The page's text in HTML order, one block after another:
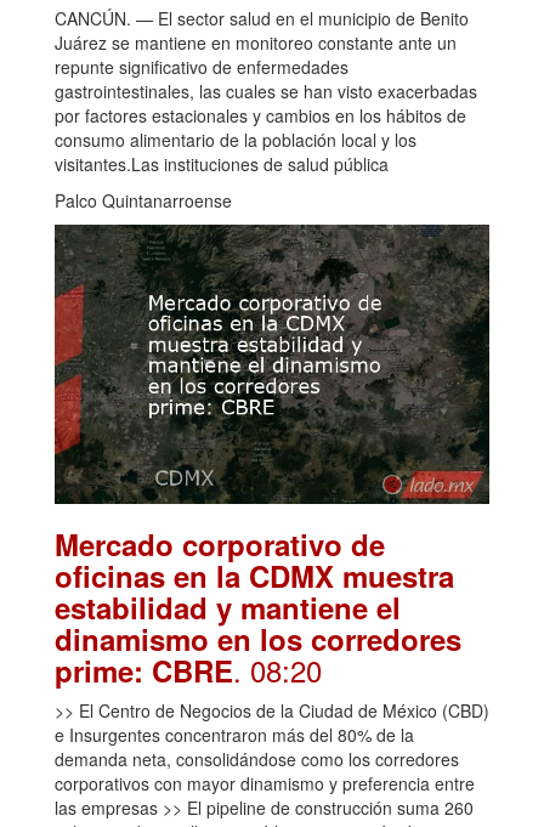
CANCÚN. — El sector salud en el municipio de Benito
Juárez se mantiene en monitoreo constante ante un
repunte significativo de enfermedades
gastrointestinales, las cuales se han visto exacerbadas
por factores estacionales y cambios en los hábitos de
consumo alimentario de la población local y los
visitantes.Las instituciones de salud pública
Palco Quintanarroense
Mercado corporativo de
oficinas en la CDMX muestra
estabilidad y mantiene el
dinamismo en los corredores
prime: CBRE. 08:20
>> El Centro de Negocios de la Ciudad de México (CBD)
e Insurgentes concentraron más del 80% de la
demanda neta, consolidándose como los corredores
corporativos con mayor dinamismo y preferencia entre
las empresas >> El pipeline de construcción suma 260